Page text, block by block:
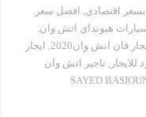
اقتصادي, افضل سعر
سيارات هيونداي اتش وان,
فان اتش وان2020 , ايجار
, تاجير اتش وان
SAYED